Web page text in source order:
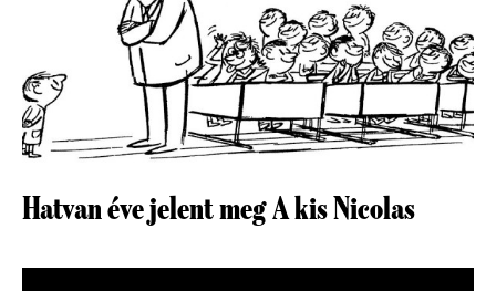
Hatvan éve jelent meg A kis Nicolas